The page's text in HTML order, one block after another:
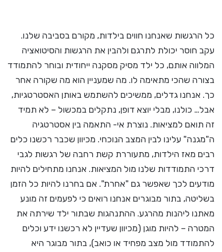
כל הרגשות שאנחנו חווים בילדות, מקורם בסביבה שלנו.
עקב חוסר יכולת לתרגם ולהבין את הרגשות והסיטואציה
המלווה אותם, כל ילד מסיק מסקנה ייחודית ובוחר להתמודד
בצורה שהכי מתאימה לו. מה שמעניין הוא מה שקורה אחר
כך. אנחנו גדלים, ממשיכים להשתמש באותן האסטרטגיות,
אבל… כולנו, מבלי יוצא דופן, נתקלים במכשול – לא תמיד
זה תואם למציאות. נוצרת אי- התאמה בין אסטרטגיה
ה"מגנה" עלינו לבין המצב הנוכחי. מכיוון שכבר רכשנו כלים
רבים מאז הילדות, מתעוררת קשת רחבה של רגשות לגבי
דרכי התמודדות שלנו מול המציאות. אנחנו מתחילים להיות
מודעים לכך שאפשר גם "אחרת". אם בחרנו להיות כל הזמן
בשליטה, בתור מבוגרים אנחנו רואים כי לפעמים זה מונע
מאתנו ליהנות מהרגע. ההתנהגות שבתור ילד שירתה את
המטרה – להיות מוגן (מכיוון שעדיין לא רכשנו ידע וכלים
להתמודד מול מצב מפחיד או כואב), בתור מבוגר היא